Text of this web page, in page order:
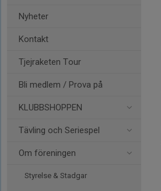
Nyheter
Kontakt
Tjejraketen Tour
Bli medlem / Prova på
KLUBBSHOPPEN
Tävling och Seriespel
Om föreningen
Styrelse & Stadgar